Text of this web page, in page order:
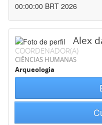
00:00:00 BRT 2026
Alex
COORDENADOR(A)
CIÊNCIAS HUMANAS
Arqueologia